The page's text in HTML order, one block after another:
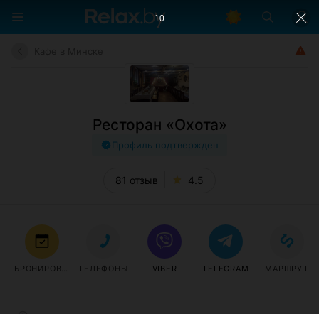
Ресторан «Охота»
Профиль подтвержден
81 отзыв 4.5
БРОНИРОВАТЬ ТЕЛЕФОНЫ VIBER TELEGRAM МАРШРУТ
9